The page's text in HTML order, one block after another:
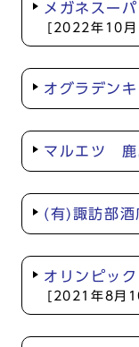
メガネスー
[2022年10月
オグラデンキ
マルエツ 鹿
(有)諏訪部酒
オリンピッ
[2021年8月